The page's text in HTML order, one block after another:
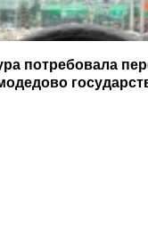
потребовала